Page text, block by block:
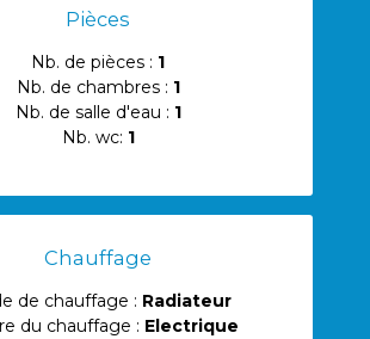
Pièces
Nb. de pièces : 1
Nb. de chambres : 1
Nb. de salle d'eau : 1
Nb. wc: 1
Chauffage
de chauffage : Radiateur
du chauffage : Electrique